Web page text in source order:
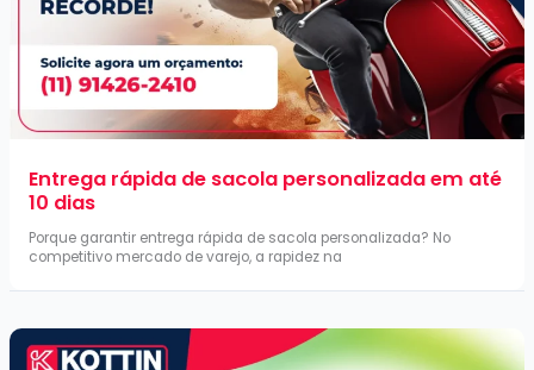
Entrega rápida de sacola personalizada em até
10 dias
Porque garantir entrega rápida de sacola personalizada? No
competitivo mercado de varejo, a rapidez na